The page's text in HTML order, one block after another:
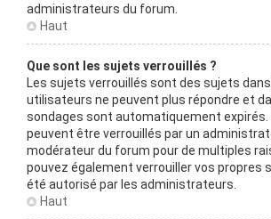
administrateurs du forum.
Haut
Que sont les sujets verrouillés ?
Les sujets verrouillés sont des sujets
utilisateurs ne peuvent plus répondre et
sondages sont automatiquement expirés.
peuvent être verrouillés par un
modérateur du forum pour de multiples
pouvez également verrouiller vos propres
été autorisé par les administrateurs.
Haut